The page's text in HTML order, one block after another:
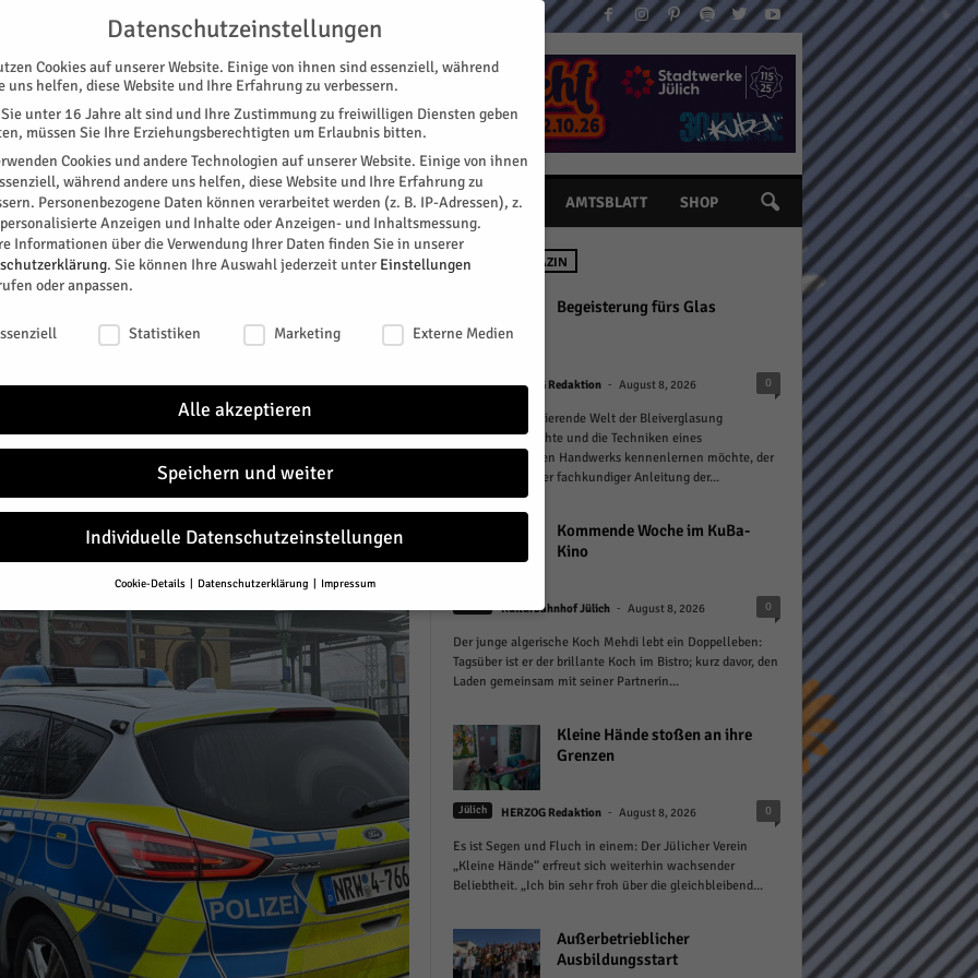
KONTAKT
SPEZIAL E-PAPER KINO GALERIE TERMINE AMTSBLATT SHOP
gab es am Donnerstag rund um den
durch Polizei, Bundespolizei, Stadt Düren und
NEU IM MAGAZIN
Begeisterung fürs Glas
Jülich HERZOG Redaktion - August 8, 2026 0
Wer in die faszinierende Welt der Bleiverglasung
eintauchen möchte und die Techniken eines
jahrhundertealten Handwerks kennenlernen möchte, der
kann beides unter fachkundiger Anleitung der...
Kommende Woche im KuBa-
Kino
Kulturbahnhof Jülich - August 8, 2026 0
Der junge algerische Koch Mehdi lebt ein Doppelleben:
Tagsüber ist er der brillante Koch im Bistro; kurz davor, den
Laden gemeinsam mit seiner Partnerin...
Kleine Hände stoßen an ihre
Grenzen
Jülich HERZOG Redaktion - August 8, 2026 0
Es ist Segen und Fluch in einem: Der Jülicher Verein
„Kleine Hände“ erfreut sich weiterhin wachsender
Beliebtheit. „Ich bin sehr froh über die gleichbleibend...
Außerbetrieblicher
Ausbildungsstart
Datenschutzeinstellungen
Cookies auf unserer Website. Einige von ihnen sind essenziell, während
uns helfen, diese Website und Ihre Erfahrung zu verbessern.
unter 16 Jahre alt sind und Ihre Zustimmung zu freiwilligen Diensten geben
müssen Sie Ihre Erziehungsberechtigten um Erlaubnis bitten.
Cookies und andere Technologien auf unserer Website. Einige von ihnen
während andere uns helfen, diese Website und Ihre Erfahrung zu
Personenbezogene Daten können verarbeitet werden (z. B. IP-Adressen), z.
Anzeigen und Inhalte oder Anzeigen- und Inhaltsmessung.
Informationen über die Verwendung Ihrer Daten finden Sie in unserer
. Sie können Ihre Auswahl jederzeit unter Einstellungen
oder anpassen.
Statistiken Marketing Externe Medien
Alle akzeptieren
Speichern und weiter
Individuelle Datenschutzeinstellungen
Cookie-Details Datenschutzerklärung Impressum
Datenschutzeinstellungen
Sie unter 16 Jahre alt sind und Ihre Zustimmung zu freiwilligen Diensten geben
müssen Sie Ihre Erziehungsberechtigten um Erlaubnis bitten.
Cookies und andere Technologien auf unserer Website. Einige von ihnen
während andere uns helfen, diese Website und Ihre Erfahrung zu
Personenbezogene Daten können verarbeitet werden (z. B. IP-Adressen), z.
Anzeigen und Inhalte oder Anzeigen- und Inhaltsmessung.
Informationen über die Verwendung Ihrer Daten finden Sie in unserer
Sie eine Übersicht über alle verwendeten Cookies. Sie können Ihre
zu ganzen Kategorien geben oder sich weitere Informationen anzeigen
und so nur bestimmte Cookies auswählen.
akzeptieren
und weiter
Zurück